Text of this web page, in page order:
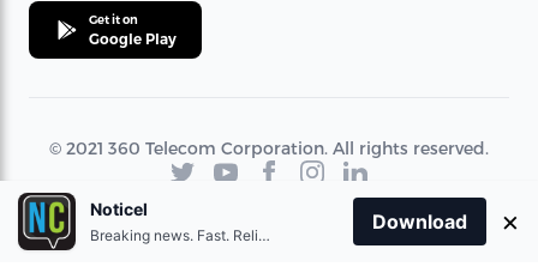
Get it on
Google Play
© 2021 360 Telecom Corporation. All rights reserved.
Noticel
Breaking news. Fast. Reliable.
Download ×